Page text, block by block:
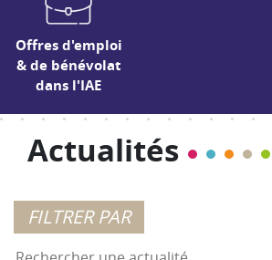
Offres d'emploi
& de bénévolat
dans l'IAE
Actualités